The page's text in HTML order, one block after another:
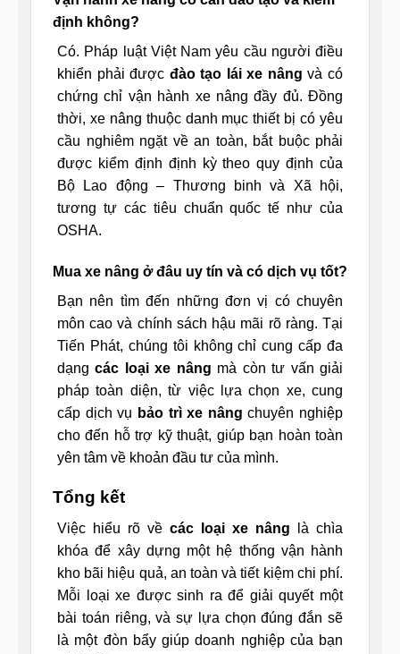
định không?
Có. Pháp luật Việt Nam yêu cầu người điều
khiển phải được đào tạo lái xe nâng và có
chứng chỉ vận hành xe nâng đầy đủ. Đồng
thời, xe nâng thuộc danh mục thiết bị có yêu
cầu nghiêm ngặt về an toàn, bắt buộc phải
được kiểm định định kỳ theo quy định của
Bộ Lao động – Thương binh và Xã hội,
tương tự các tiêu chuẩn quốc tế như của
OSHA.
Mua xe nâng ở đâu uy tín và có dịch vụ tốt?
Bạn nên tìm đến những đơn vị có chuyên
môn cao và chính sách hậu mãi rõ ràng. Tại
Tiến Phát, chúng tôi không chỉ cung cấp đa
dạngcác loại xe nâng mà còn tư vấn giải
pháp toàn diện, từ việc lựa chọn xe, cung
cấp dịch vụ bảo trì xe nâng chuyên nghiệp
cho đến hỗ trợ kỹ thuật, giúp bạn hoàn toàn
yên tâm về khoản đầu tư của mình.
Tổng kết
Việc hiểu rõ về các loại xe nâng là chìa
khóa để xây dựng một hệ thống vận hành
kho bãi hiệu quả, an toàn và tiết kiệm chi phí.
Mỗi loại xe được sinh ra để giải quyết một
bài toán riêng, và sự lựa chọn đúng đắn sẽ
là một đòn bẩy giúp doanh nghiệp của bạn